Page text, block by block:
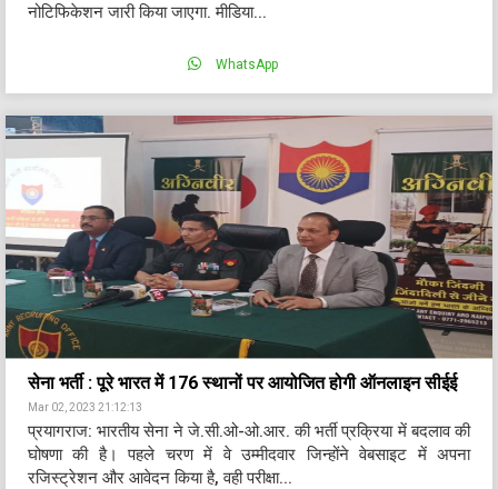
नोटिफिकेशन जारी किया जाएगा. मीडिया...
WhatsApp
सेना भर्ती : पूरे भारत में 176 स्थानों पर आयोजित होगी ऑनलाइन सीईई
Mar 02, 2023 21:12:13
प्रयागराज: भारतीय सेना ने जे.सी.ओ-ओ.आर. की भर्ती प्रक्रिया में बदलाव की
घोषणा की है। पहले चरण में वे उम्मीदवार जिन्होंने वेबसाइट में अपना
रजिस्ट्रेशन और आवेदन किया है, वही परीक्षा...